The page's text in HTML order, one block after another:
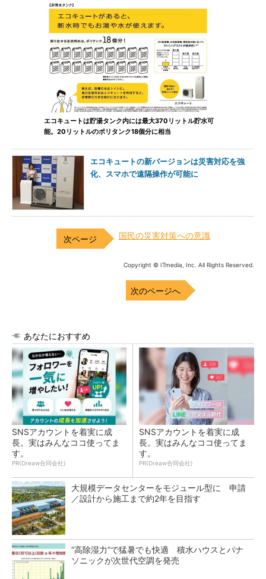
エコキュートは貯湯タンク内には最大370リットル貯水可
能。20リットルのポリタンク18個分に相当
エコキュートの新バージョンは災害対応を強
化、スマホで遠隔操作が可能に
国民の災害対策への意識
Copyright © ITmedia, Inc. All Rights Reserved.
次のページへ
あなたにおすすめ
SNSアカウントを着実に成
長。実はみんなココ使ってま
す。
PR(Dreaw合同会社)
SNSアカウントを着実に成
長。実はみんなココ使ってま
す。
PR(Dreaw合同会社)
大規模データセンターをモジュール型に 申請
／設計から施工まで約2年を目指す
“高除湿力”で猛暑でも快適 積水ハウスとパナ
ソニックが次世代空調を発売